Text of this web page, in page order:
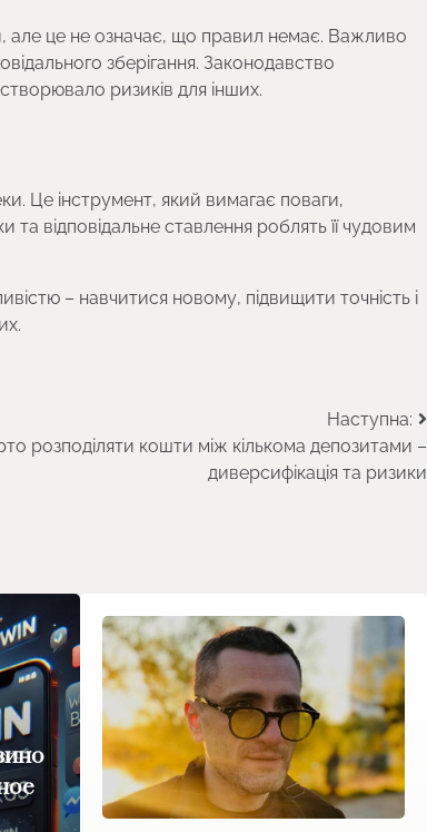
але це не означає, що правил немає. Важливо
зберігання. Законодавство
ризиків для інших.
Це інструмент, який вимагає поваги,
відповідальне ставлення роблять її чудовим
– навчитися новому, підвищити точність і
Наступна:
розподіляти кошти між кількома депозитами –
диверсифікація та ризики